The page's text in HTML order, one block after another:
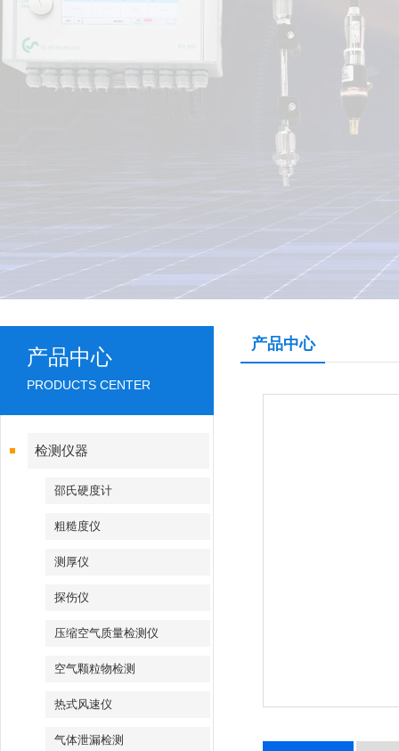
产品中心
PRODUCTS CENTER
检测仪器
邵氏硬度计
粗糙度仪
测厚仪
探伤仪
压缩空气质量检测仪
空气颗粒物检测
热式风速仪
气体泄漏检测
产品中心